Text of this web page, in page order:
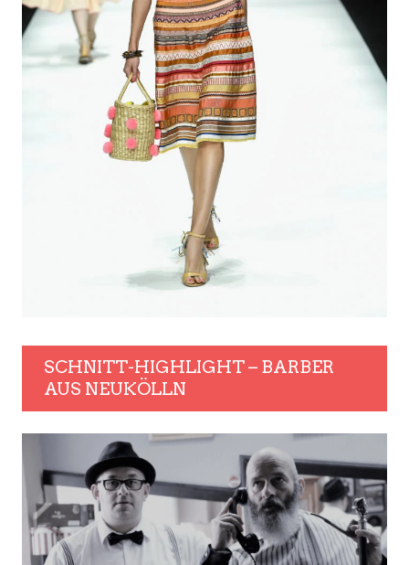
SCHNITT-HIGHLIGHT – BARBER
AUS NEUKÖLLN